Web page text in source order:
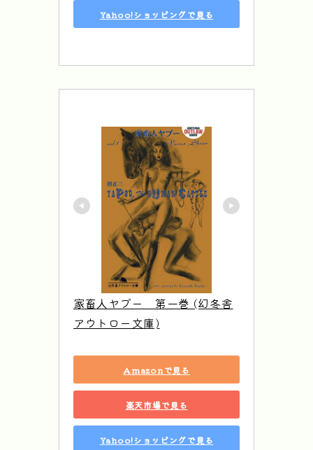
Yahoo!ショッピングで見る
家畜人ヤプー　第一巻 (幻冬舎
アウトロー文庫)
Amazonで見る
楽天市場で見る
Yahoo!ショッピングで見る